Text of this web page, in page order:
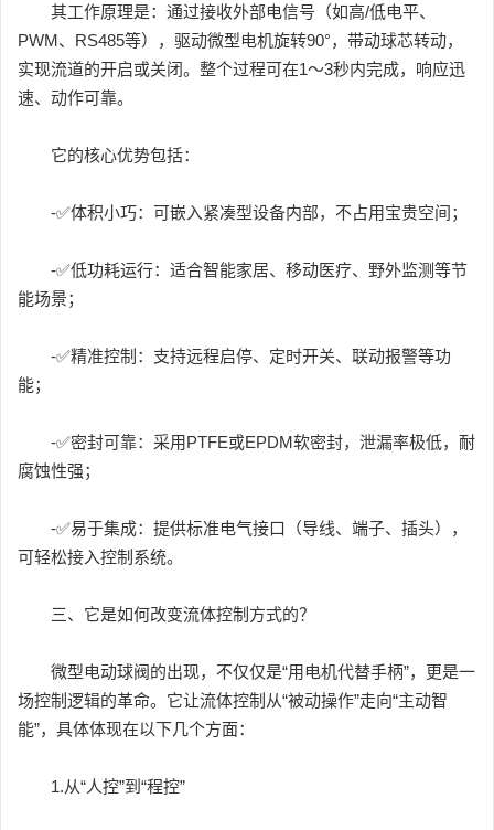
其工作原理是：通过接收外部电信号（如高/低电平、
PWM、RS485等），驱动微型电机旋转90°，带动球芯转动，
实现流道的开启或关闭。整个过程可在1～3秒内完成，响应迅
速、动作可靠。
它的核心优势包括：
-✅体积小巧：可嵌入紧凑型设备内部，不占用宝贵空间；
-✅低功耗运行：适合智能家居、移动医疗、野外监测等节
能场景；
-✅精准控制：支持远程启停、定时开关、联动报警等功
能；
-✅密封可靠：采用PTFE或EPDM软密封，泄漏率极低，耐
腐蚀性强；
-✅易于集成：提供标准电气接口（导线、端子、插头），
可轻松接入控制系统。
三、它是如何改变流体控制方式的？
微型电动球阀的出现，不仅仅是“用电机代替手柄”，更是一
场控制逻辑的革命。它让流体控制从“被动操作”走向“主动智
能”，具体体现在以下几个方面：
1.从“人控”到“程控”